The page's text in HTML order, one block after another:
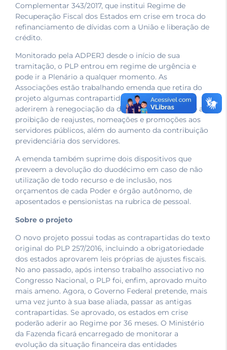
Complementar 343/2017, que institui Regime de
Recuperação Fiscal dos Estados em crise em troca do
refinanciamento de dívidas com a União e liberação de
crédito.
Monitorado pela ADPERJ desde o início de sua
tramitação, o PLP entrou em regime de urgência e
pode ir a Plenário a qualquer momento. As
Associações estão trabalhando emenda que retira do
projeto algumas contrapartidas dos estados que
aderirem à renegociação da dívida. O projeto prevê a
proibição de reajustes, nomeações e promoções aos
servidores públicos, além do aumento da contribuição
previdenciária dos servidores.
A emenda também suprime dois dispositivos que
preveem a devolução do duodécimo em caso de não
utilização de todo recurso e de inclusão, nos
orçamentos de cada Poder e órgão autônomo, de
aposentados e pensionistas na rubrica de pessoal.
Sobre o projeto
O novo projeto possui todas as contrapartidas do texto
original do PLP 257/2016, incluindo a obrigatoriedade
dos estados aprovarem leis próprias de ajustes fiscais.
No ano passado, após intenso trabalho associativo no
Congresso Nacional, o PLP foi, enfim, aprovado muito
mais ameno. Agora, o Governo Federal pretende, mais
uma vez junto à sua base aliada, passar as antigas
contrapartidas. Se aprovado, os estados em crise
poderão aderir ao Regime por 36 meses. O Ministério
da Fazenda ficará encarregado de monitorar a
evolução da situação financeira das entidades